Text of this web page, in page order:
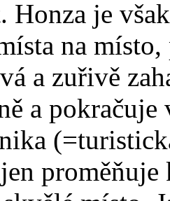
Honza je
na
a zuřivě
a